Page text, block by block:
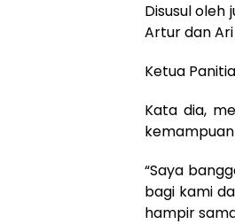
Disusul oleh
Artur dan Ari
Ketua
Kata dia,
“Saya
bagi kami
hampir